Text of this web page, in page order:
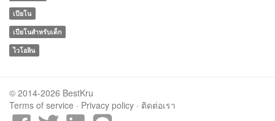
เปียโน
เปียโนสำหรับเด็ก
ไวโอลิน
© 2014-2026 BestKru
Terms of service · Privacy policy · ติดต่อเรา